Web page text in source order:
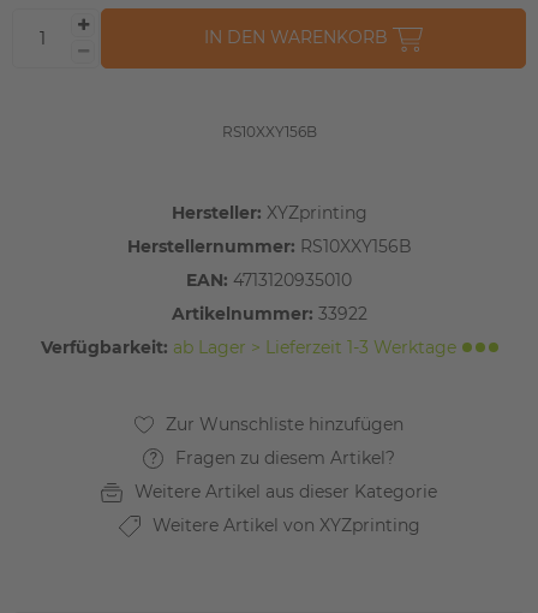
RS10XXY156B
Hersteller: XYZprinting
Herstellernummer: RS10XXY156B
EAN: 4713120935010
Artikelnummer: 33922
Verfügbarkeit: ab Lager > Lieferzeit 1-3 Werktage
Fragen zu diesem Artikel?
Weitere Artikel aus dieser Kategorie
Weitere Artikel von XYZprinting
IN DEN WARENKORB